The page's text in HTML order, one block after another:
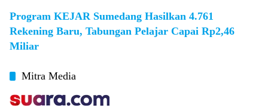
Program KEJAR Sumedang Hasilkan 4.761
Rekening Baru, Tabungan Pelajar Capai Rp2,46
Miliar
Mitra Media